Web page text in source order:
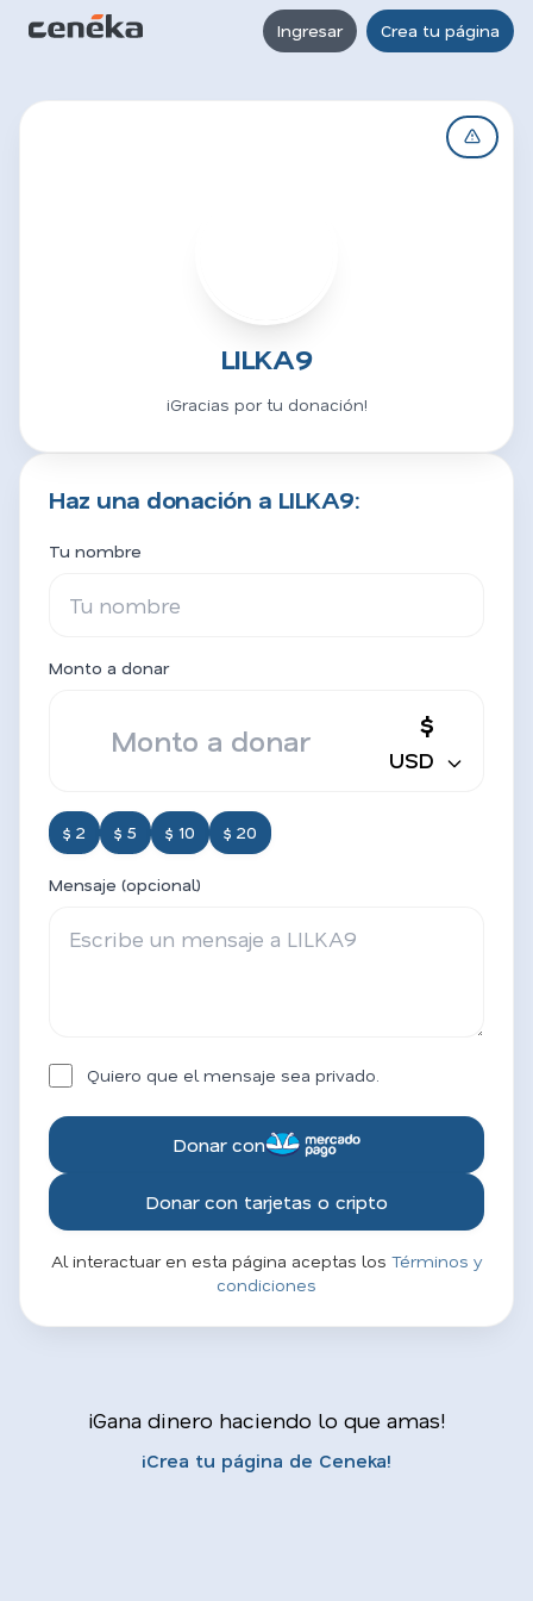
Ingresar Crea tu página
LILKA9
¡Gracias por tu donación!
Haz una donación a LILKA9:
Tu nombre
Monto a donar
$
USD
$ 2 $ 5 $ 10 $ 20
Mensaje (opcional)
Quiero que el mensaje sea privado.
Donar con
Donar con tarjetas o cripto
Al interactuar en esta página aceptas los Términos y
condiciones
¡Gana dinero haciendo lo que amas!
¡Crea tu página de Ceneka!